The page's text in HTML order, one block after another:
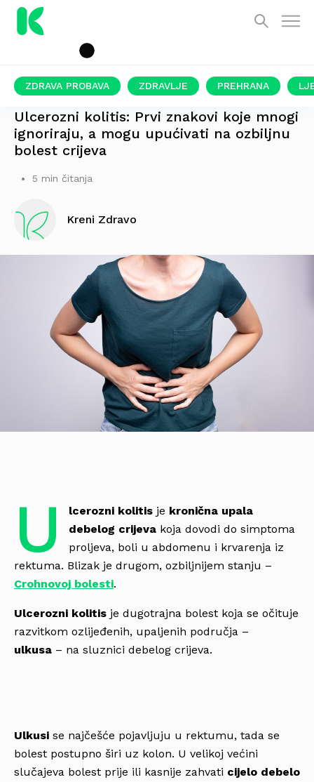
ZDRAVA PROBAVA ZDRAVLJE PREHRANA
Ulcerozni kolitis: Prvi znakovi koje mnogi
ignoriraju, a mogu upućivati na ozbiljnu
bolest crijeva
5 min čitanja
Kreni Zdravo
U lcerozni kolitisje kronična upala
debelog crijevakoja dovodi do simptoma
proljeva, boli u abdomenu i krvarenja iz
rektuma. Blizak je drugom, ozbiljnijem stanju –
Crohnovoj bolesti.
Ulcerozni kolitis je dugotrajna bolest koja se očituje
razvitkom ozlijeđenih, upaljenih područja –
ulkusa – na sluznici debelog crijeva.
Ulkusi se najčešće pojavljuju u rektumu, tada se
bolest postupno širi uz kolon. U velikoj većini
slučajeva bolest prije ili kasnije zahvati cijelo debelo